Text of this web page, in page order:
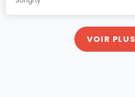
VOIR PLUS